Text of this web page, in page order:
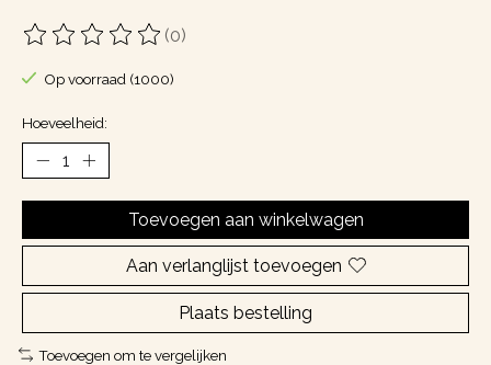
De beoordeling van dit product is
(0)
Op voorraad (1000)
Hoeveelheid:
Toevoegen aan winkelwagen
Aan verlanglijst toevoegen
Plaats bestelling
Toevoegen om te vergelijken